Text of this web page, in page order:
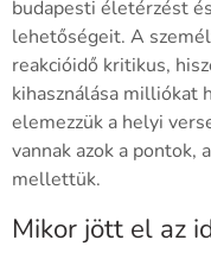
budapesti életérzést
lehetőségeit. A
reakcióidő kritikus,
kihasználása milliókat
elemezzük a helyi
vannak azok a pontok,
mellettük.
Mikor jött el az